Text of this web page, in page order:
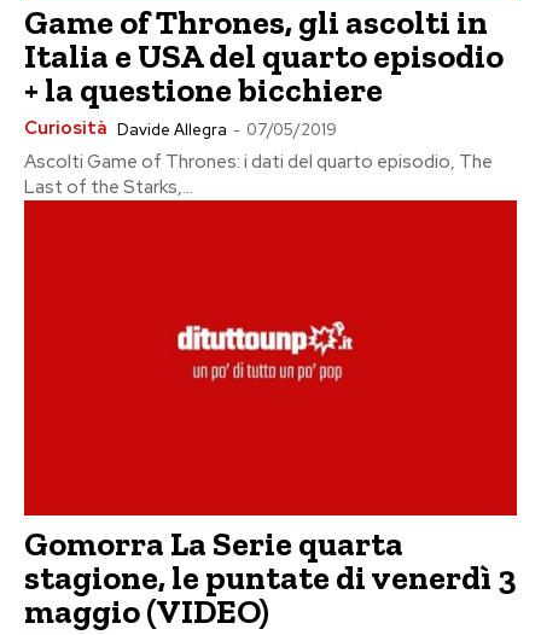
Game of Thrones, gli ascolti in
Italia e USA del quarto episodio
+ la questione bicchiere
Curiosità Davide Allegra - 07/05/2019
Ascolti Game of Thrones: i dati del quarto episodio, The
Last of the Starks,...
Gomorra La Serie quarta
stagione, le puntate di venerdì 3
maggio (VIDEO)